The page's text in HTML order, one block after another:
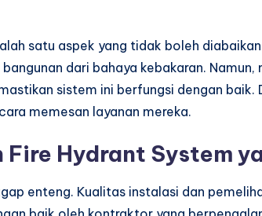
satu aspek yang tidak boleh
dari bahaya kebakaran.
sistem ini berfungsi dengan baik.
memesan layanan mereka.
Hydrant System
enteng. Kualitas instalasi dan